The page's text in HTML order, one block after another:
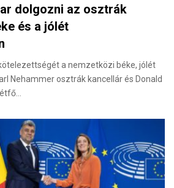
dolgozni az osztrák
és a jólét
a nemzetközi béke, jólét
Nehammer osztrák kancellár és Donald